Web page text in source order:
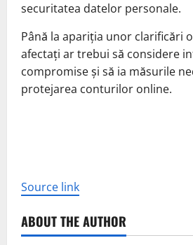
securitatea datelor personale.
Până la apariția unor clarificări
afectați ar trebui să considere
compromise și să ia măsurile
protejarea conturilor online.
Source link
ABOUT THE AUTHOR